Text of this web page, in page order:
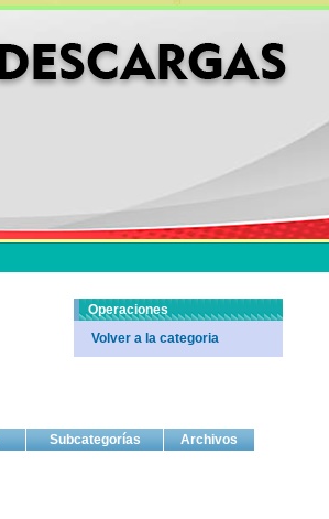
Subcategorías Archivos
Operaciones
Volver a la categoria